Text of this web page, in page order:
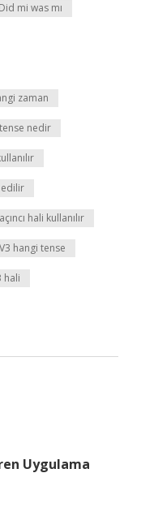
Did mi was mı
zaman
nedir
edilir
hali kullanılır
hangi tense
hali
Uygulama